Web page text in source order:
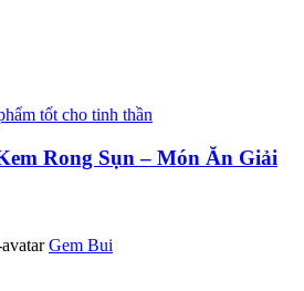
tốt cho tinh thần
Rong Sụn – Món Ăn Giải
Gem Bui